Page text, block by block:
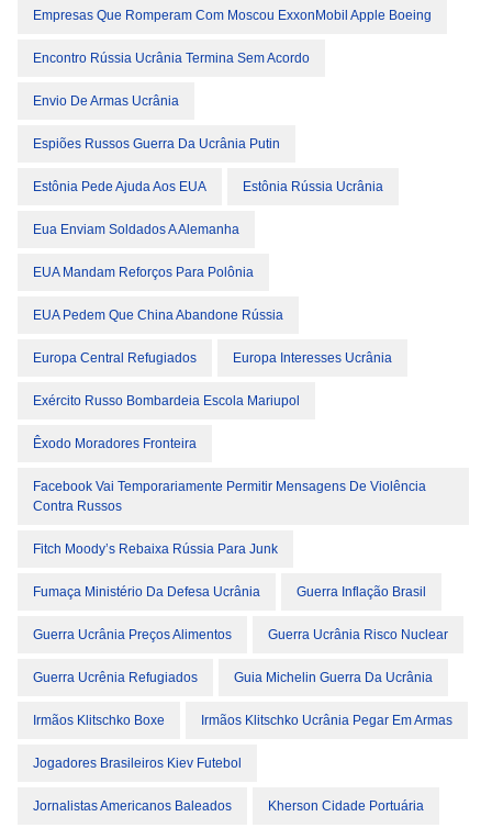
Empresas Que Romperam Com Moscou ExxonMobil Apple Boeing
Encontro Rússia Ucrânia Termina Sem Acordo
Envio De Armas Ucrânia
Espiões Russos Guerra Da Ucrânia Putin
Estônia Pede Ajuda Aos EUA Estônia Rússia Ucrânia
Eua Enviam Soldados A Alemanha
EUA Mandam Reforços Para Polônia
EUA Pedem Que China Abandone Rússia
Europa Central Refugiados Europa Interesses Ucrânia
Exército Russo Bombardeia Escola Mariupol
Êxodo Moradores Fronteira
Facebook Vai Temporariamente Permitir Mensagens De Violência
Contra Russos
Fitch Moody’s Rebaixa Rússia Para Junk
Fumaça Ministério Da Defesa Ucrânia Guerra Inflação Brasil
Guerra Ucrânia Preços Alimentos Guerra Ucrânia Risco Nuclear
Guerra Ucrênia Refugiados Guia Michelin Guerra Da Ucrânia
Irmãos Klitschko Boxe Irmãos Klitschko Ucrânia Pegar Em Armas
Jogadores Brasileiros Kiev Futebol
Jornalistas Americanos Baleados Kherson Cidade Portuária